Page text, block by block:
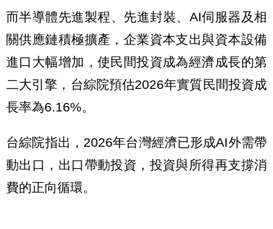
而半導體先進製程、先進封裝、AI伺服器及相
關供應鏈積極擴產，企業資本支出與資本設備
進口大幅增加，使民間投資成為經濟成長的第
二大引擎，台綜院預估2026年實質民間投資成
長率為6.16%。
台綜院指出，2026年台灣經濟已形成AI外需帶
動出口，出口帶動投資，投資與所得再支撐消
費的正向循環。